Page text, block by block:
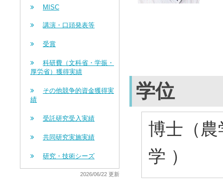
MISC
講演・口頭発表等
受賞
科研費（文科省・学振・
厚労省）獲得実績
その他競争的資金獲得実
績
受託研究受入実績
共同研究実施実績
研究・技術シーズ
2026/06/22 更新
学位
博士（
学 ）